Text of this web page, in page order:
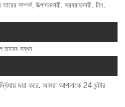
সম্পর্ক, উত্পাদনকারী, সরবরাহকারী, চীন,
তারের বন্ধন
দয়া করে. আমরা আপনাকে 24 ঘন্টার